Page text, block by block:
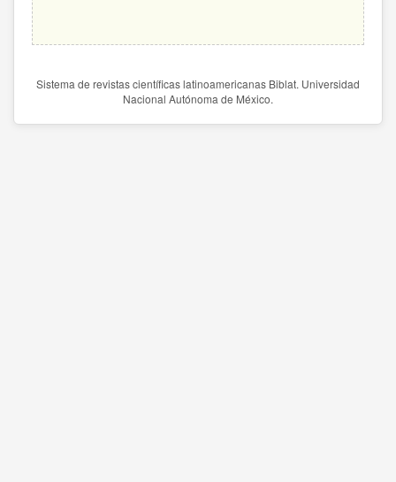
Sistema de revistas científicas latinoamericanas Biblat. Universidad
Nacional Autónoma de México.